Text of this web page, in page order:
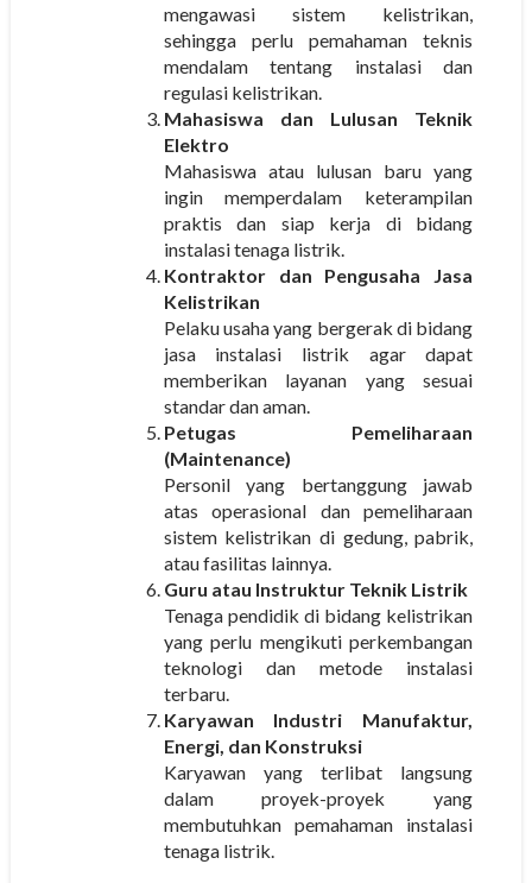
mengawasi sistem kelistrikan,
sehingga perlu pemahaman teknis
mendalam tentang instalasi dan
regulasi kelistrikan.
Mahasiswa dan Lulusan Teknik
Elektro
Mahasiswa atau lulusan baru yang
ingin memperdalam keterampilan
praktis dan siap kerja di bidang
instalasi tenaga listrik.
Kontraktor dan Pengusaha Jasa
Kelistrikan
Pelaku usaha yang bergerak di bidang
jasa instalasi listrik agar dapat
memberikan layanan yang sesuai
standar dan aman.
Petugas Pemeliharaan
(Maintenance)
Personil yang bertanggung jawab
atas operasional dan pemeliharaan
sistem kelistrikan di gedung, pabrik,
atau fasilitas lainnya.
Guru atau Instruktur Teknik Listrik
Tenaga pendidik di bidang kelistrikan
yang perlu mengikuti perkembangan
teknologi dan metode instalasi
terbaru.
Karyawan Industri Manufaktur,
Energi, dan Konstruksi
Karyawan yang terlibat langsung
dalam proyek-proyek yang
membutuhkan pemahaman instalasi
tenaga listrik.